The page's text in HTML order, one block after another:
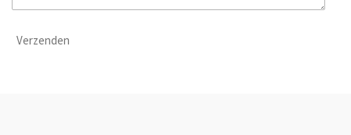
Verzenden